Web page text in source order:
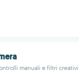
manuali e filtri creativi